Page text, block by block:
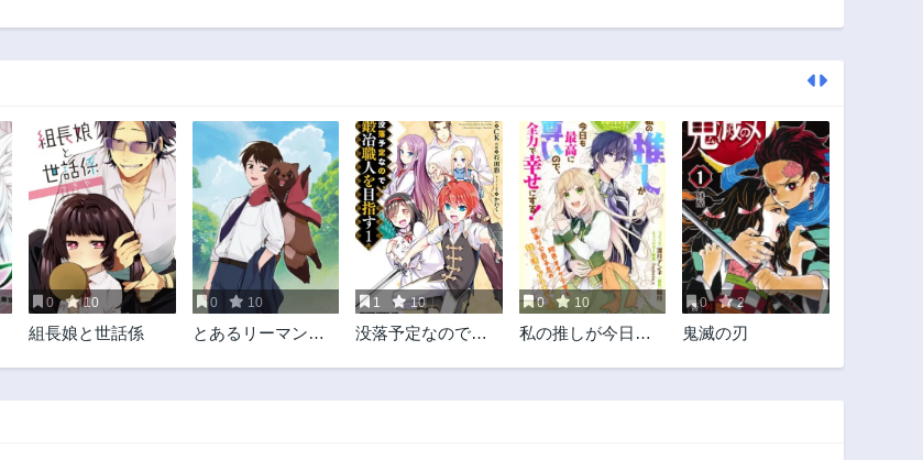
0 10
組長娘と世話係
0 10
とあるリーマン、
しをはじめる
1 10
没落予定なので、
0 10
私の推しが今日も
る！
0 2
鬼滅の刃